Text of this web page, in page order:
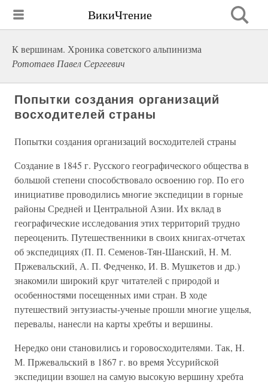
ВикиЧтение
К вершинам. Хроника советского альпинизма
Рототаев Павел Сергеевич
Попытки создания организаций
восходителей страны
Попытки создания организаций восходителей страны
Создание в 1845 г. Русского географического общества в
большой степени способствовало освоению гор. По его
инициативе проводились многие экспедиции в горные
районы Средней и Центральной Азии. Их вклад в
географические исследования этих территорий трудно
переоценить. Путешественники в своих книгах-отчетах
об экспедициях (П. П. Семенов-Тян-Шанский, Н. М.
Пржевальский, А. П. Федченко, И. В. Мушкетов и др.)
знакомили широкий круг читателей с природой и
особенностями посещенных ими стран. В ходе
путешествий энтузиасты-ученые прошли многие ущелья,
перевалы, нанесли на карты хребты и вершины.
Нередко они становились и горовосходителями. Так, Н.
М. Пржевальский в 1867 г. во время Уссурийской
экспедиции взошел на самую высокую вершину хребта